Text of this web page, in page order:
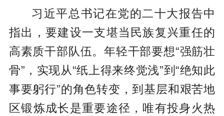
习近平总书记在党的二十大报告中
指出，要建设一支堪当民族复兴重任的
高素质干部队伍。年轻干部要想“强筋壮
骨”，实现从“纸上得来终觉浅”到“绝知此
事要躬行”的角色转变，到基层和艰苦地
区锻炼成长是重要途径，唯有投身火热